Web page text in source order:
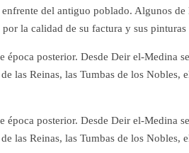
del antiguo poblado. Algunos
la calidad de su factura y sus pinturas
época posterior. Desde Deir el-Medina
las Reinas, las Tumbas de los Nobles,
época posterior. Desde Deir el-Medina
las Reinas, las Tumbas de los Nobles,